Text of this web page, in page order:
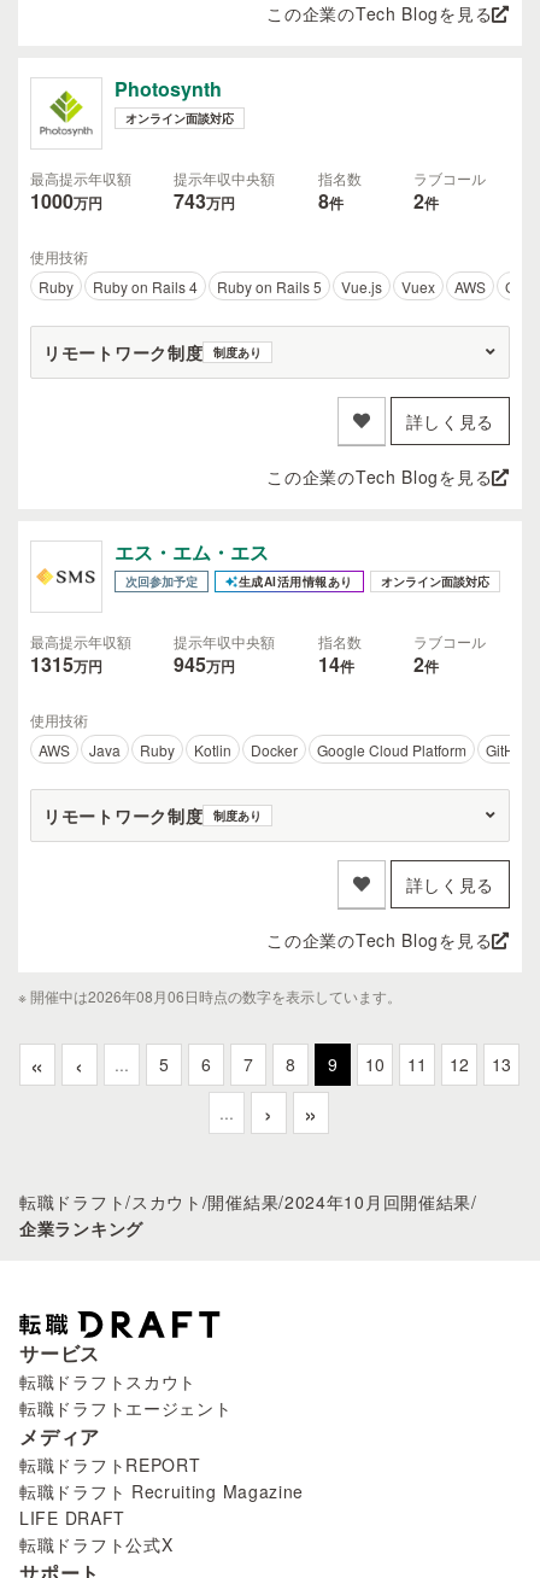
この企業のTech Blogを見る
Photosynth
オンライン面談対応
最高提示年収額
1000万円
提示年収中央額
743万円
指名数
8件
ラブコール
2件
使用技術
Ruby
Ruby on Rails 4 Ruby on Rails 5 Vue.js Vuex AWS Go
リモートワーク制度 制度あり
詳しく見る
この企業のTech Blogを見る
エス・エム・エス
次回参加予定 生成AI活用情報あり オンライン面談対応
最高提示年収額
1315万円
提示年収中央額
945万円
指名数
14件
ラブコール
2件
使用技術
AWS
Java Ruby Kotlin Docker Google Cloud Platform GitHub
リモートワーク制度 制度あり
詳しく見る
この企業のTech Blogを見る
※ 開催中は2026年08月06日時点の数字を表示しています。
« ‹ ... 5 6 7 8 9 10 11 12
13
...
› »
転職ドラフト/スカウト /開催結果/2024年10月回開催結果/
企業ランキング
サービス
転職ドラフトスカウト
転職ドラフトエージェント
メディア
転職ドラフトREPORT
転職ドラフト Recruiting Magazine
LIFE DRAFT
転職ドラフト公式X